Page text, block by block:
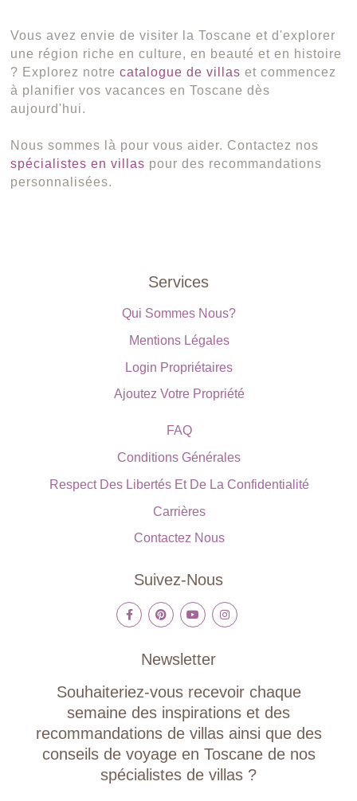
Vous avez envie de visiter la Toscane et d'explorer
une région riche en culture, en beauté et en histoire
? Explorez notrecatalogue de villas et commencez
à planifier vos vacances en Toscane dès
aujourd'hui.
Nous sommes là pour vous aider. Contactez nos
spécialistes en villas pour des recommandations
personnalisées.
Services
Qui Sommes Nous?
Mentions Légales
Login Propriétaires
Ajoutez Votre Propriété
FAQ
Conditions Générales
Respect Des Libertés Et De La Confidentialité
Carrières
Contactez Nous
Suivez-Nous
Newsletter
Souhaiteriez-vous recevoir chaque
semaine des inspirations et des
recommandations de villas ainsi que des
conseils de voyage en Toscane de nos
spécialistes de villas ?